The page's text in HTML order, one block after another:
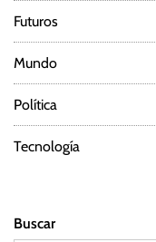
Futuros
Mundo
Política
Tecnología
Buscar